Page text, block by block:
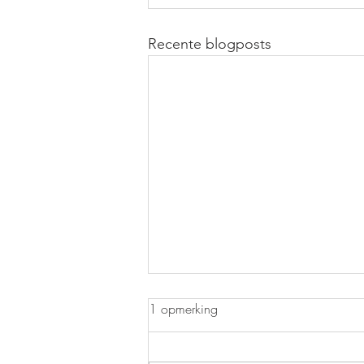
Recente blogposts
1 opmerking